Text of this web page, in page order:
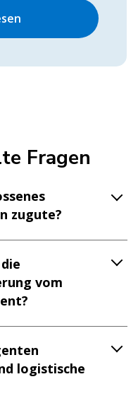
Fragen
zugute?
vom
logistische